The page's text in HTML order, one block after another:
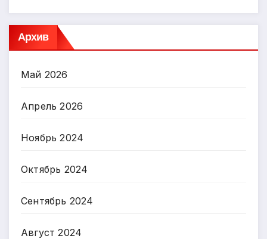
Архив
Май 2026
Апрель 2026
Ноябрь 2024
Октябрь 2024
Сентябрь 2024
Август 2024